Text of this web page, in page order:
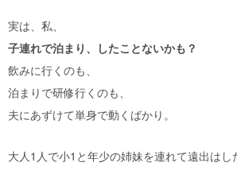
実は、私、
子連れで泊まり、
したことないかも？
飲みに行くのも、
泊まりで研修行くのも、
夫にあずけて単身で動くばかり。
大人1人で小1と年少の姉妹を連れて遠出はし